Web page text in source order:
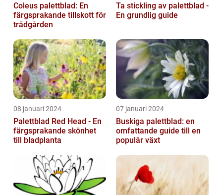
Coleus palettblad: En
färgsprakande tillskott för
trädgården
Ta stickling av palettblad -
En grundlig guide
08 januari 2024
Palettblad Red Head - En
färgsprakande skönhet
till bladplanta
07 januari 2024
Buskiga palettblad: en
omfattande guide till en
populär växt